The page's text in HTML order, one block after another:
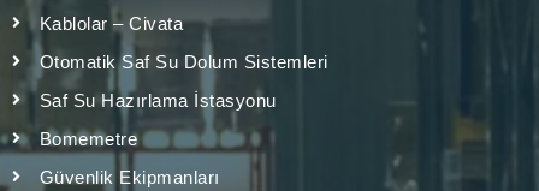
Kablolar – Civata
Otomatik Saf Su Dolum Sistemleri
Saf Su Hazırlama İstasyonu
Bomemetre
Güvenlik Ekipmanları